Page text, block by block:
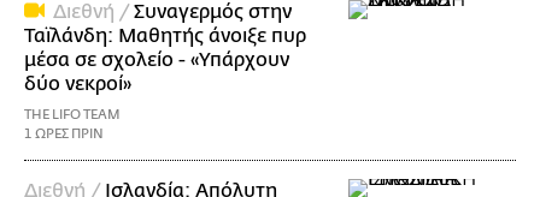
Διεθνή / Συναγερμός στην
Ταϊλάνδη: Μαθητής άνοιξε πυρ
μέσα σε σχολείο - «Υπάρχουν
δύο νεκροί»
THE LIFO TEAM
1 ΩΡΕΣ ΠΡΙΝ
Διεθνή / Ισλανδία: Απόλυτη